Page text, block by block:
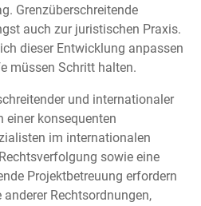
Grenzüberschreitende
auch zur juristischen Praxis.
dieser Entwicklung anpassen
müssen Schritt halten.
und internationaler
einer konsequenten
im internationalen
sowie eine
Projektbetreuung erfordern
Rechtsordnungen,